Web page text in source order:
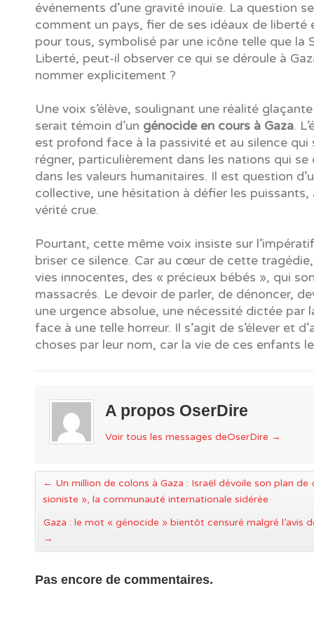
événements d’une gravité inouïe. La question
comment un pays, fier de ses idéaux de liberté
pour tous, symbolisé par une icône telle que la
Liberté, peut-il observer ce qui se déroule à
nommer explicitement ?
Une voix s’élève, soulignant une réalité
serait témoin d’un génocide en cours à Gaza.
est profond face à la passivité et au silence qui
régner, particulièrement dans les nations qui se
dans les valeurs humanitaires. Il est question
collective, une hésitation à défier les puissants,
vérité crue.
Pourtant, cette même voix insiste sur
briser ce silence. Car au cœur de cette
vies innocentes, des « précieux bébés », qui
massacrés. Le devoir de parler, de dénoncer,
une urgence absolue, une nécessité dictée par
face à une telle horreur. Il s’agit de s’élever et
choses par leur nom, car la vie de ces enfants
A propos OserDire
Voir tous les messages deOserDire →
← Un million de colons à Gaza : Israël dévoile son plan de
sioniste », la communauté internationale sidérée
Gaza : le mot « génocide » bientôt censuré malgré l’avis
→
Pas encore de commentaires.